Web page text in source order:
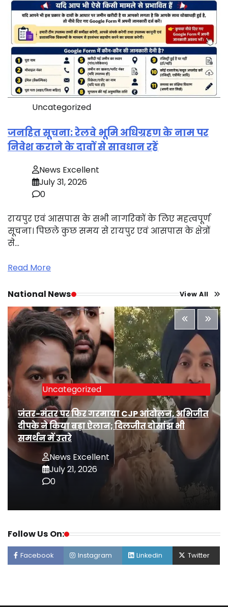
Uncategorized
जनहित सूचना: रेलवे भूमि अधिग्रहण के नाम पर
निवेश कराने के दावों से सावधान रहें
News Excellent
July 31, 2026
0
रायपुर एवं आसपास के सभी नागरिकों के लिए महत्वपूर्ण
सूचना। पिछले कुछ समय से रायपुर एवं आसपास के क्षेत्रों
से…
Read More
National News View All
Uncategorized
जंतर-मंतर पर फिर गरमाया CJP आंदोलन, अभिजीत
दीपके ने किया बड़ा ऐलान; दिलजीत दोसांझ भी
समर्थन में उतरे
News Excellent
July 21, 2026
0
Follow Us On:
Facebook Instagram Linkedin Twitter